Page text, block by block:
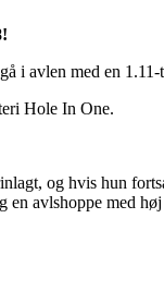
i avlen med en 1.11-
Hole In One.
og hvis hun
avlshoppe med